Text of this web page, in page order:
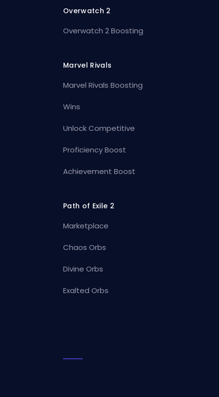
Overwatch 2
Overwatch 2 Boosting
Marvel Rivals
Marvel Rivals Boosting
Wins
Unlock Competitive
Proficiency Boost
Achievement Boost
Path of Exile 2
Marketplace
Chaos Orbs
Divine Orbs
Exalted Orbs